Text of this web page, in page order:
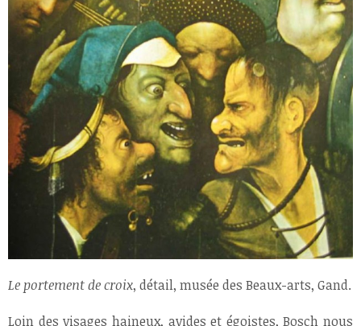
Le portement de croix, détail, musée des Beaux-arts, Gand.
Loin des visages haineux, avides et égoistes, Bosch nous